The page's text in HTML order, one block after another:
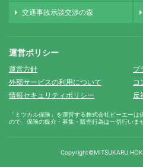
交通事故示談交渉の森
運営ポリシー
運営方針
プ
外部サービスの利用について
コ
情報セキュリティポリシー
反
「ミツカル保険」を運営する株式会社ピーエー
ので、保険の媒介・募集・販売行為は一切行いま
Copyright©MITSUKARU